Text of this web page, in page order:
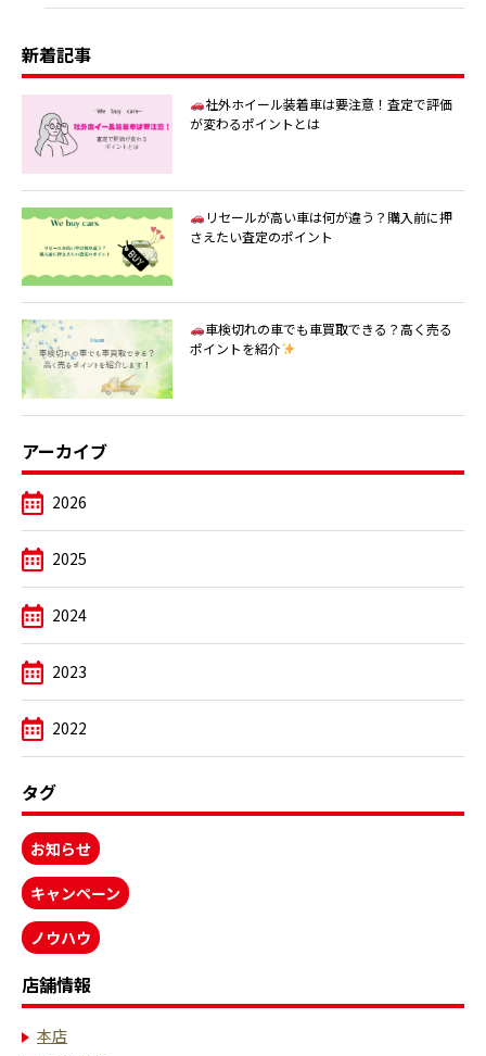
新着記事
社外ホイール装着車は要注意！査定で評価
が変わるポイントとは
リセールが高い車は何が違う？購入前に押
さえたい査定のポイント
車検切れの車でも車買取できる？高く売る
ポイントを紹介
アーカイブ
2026
2025
2024
2023
2022
タグ
お知らせ
キャンペーン
ノウハウ
店舗情報
本店